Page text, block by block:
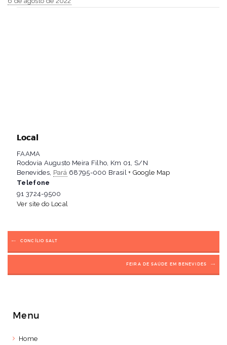
Local
FAAMA
Rodovia Augusto Meira Filho, Km 01, S/N
Benevides, Pará 68795-000 Brasil + Google Map
Telefone
91 3724-9500
Ver site do Local
CONCÍLIO SALT
FEIRA DE SAÚDE EM BENEVIDES
Menu
Home